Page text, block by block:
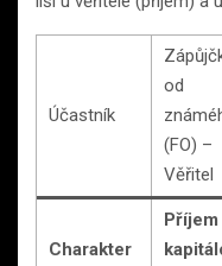
Účastník
od
(FO) –
Věřitel
Charakter
Příjem